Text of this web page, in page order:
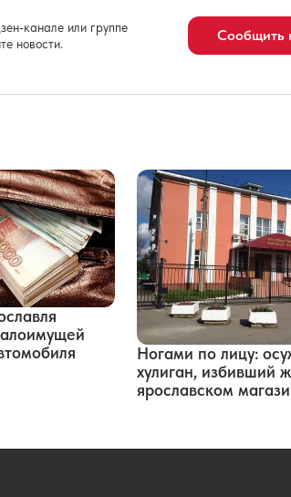
канале или группе
новости.
Сообщить
Ногами по лицу:
хулиган, избивший
ярославском